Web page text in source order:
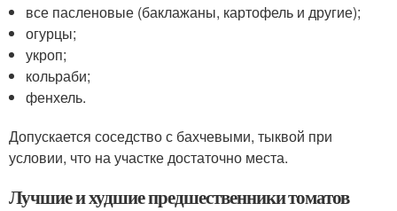
все пасленовые (баклажаны, картофель и другие);
огурцы;
укроп;
кольраби;
фенхель.
Допускается соседство с бахчевыми, тыквой при
условии, что на участке достаточно места.
Лучшие и худшие предшественники томатов